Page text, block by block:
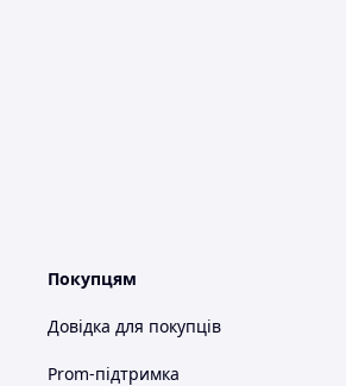
Покупцям
Довідка для покупців
Prom-підтримка